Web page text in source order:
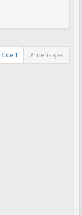
1 de 1 2 mensajes